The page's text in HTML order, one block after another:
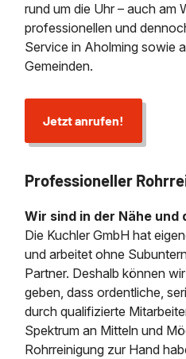
rund um die Uhr – auch am
professionellen und
Service in Aholming sowie
Gemeinden.
Jetzt anrufen!
Professioneller
Wir sind in der Nähe und
Die Kuchler GmbH hat
und arbeitet ohne
Partner. Deshalb können
geben, dass ordentliche,
durch qualifizierte
Spektrum an Mitteln und
Rohrreinigung zur Hand